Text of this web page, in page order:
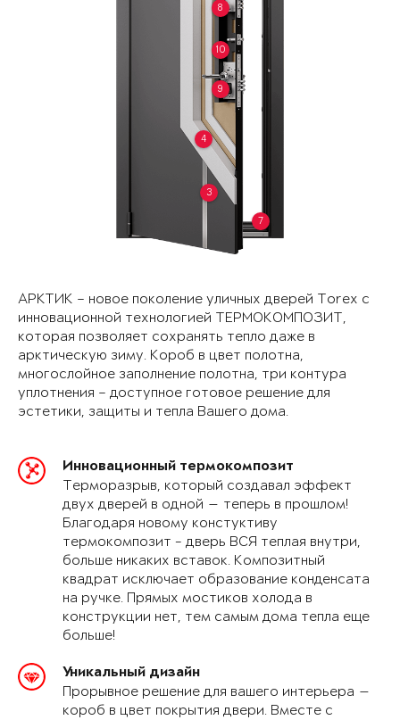
3
4
7
8
9
10
АРКТИК – новое поколение уличных дверей Torex с
инновационной технологией ТЕРМОКОМПОЗИТ,
которая позволяет сохранять тепло даже в
арктическую зиму. Короб в цвет полотна,
многослойное заполнение полотна, три контура
уплотнения – доступное готовое решение для
эстетики, защиты и тепла Вашего дома.
Инновационный термокомпозит
Терморазрыв, который создавал эффект
двух дверей в одной — теперь в прошлом!
Благодаря новому констуктиву
термокомпозит - дверь ВСЯ теплая внутри,
больше никаких вставок. Композитный
квадрат исключает образование конденсата
на ручке. Прямых мостиков холода в
конструкции нет, тем самым дома тепла еще
больше!
Уникальный дизайн
Прорывное решение для вашего интерьера —
короб в цвет покрытия двери. Вместе с